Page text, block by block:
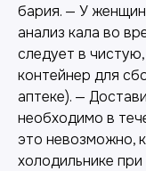
бария. — У
анализ кала во
следует в
контейнер для
аптеке). —
необходимо в
это невозможно,
холодильнике